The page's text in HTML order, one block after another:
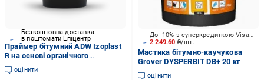
Безкоштовна доставка
в поштомати Епіцентр
Праймер бітумний ADW Izoplast
R на основі органічного
розчинника Izoplast R 20 кг
оцінити
2 249.60 ₴/шт.
До -10% з суперкредиткою Visa Вигода
Мастика бітумно-каучукова
Grover DYSPERBIT DB+ 20 кг
оцінити